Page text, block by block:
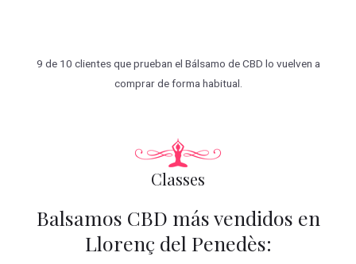
9 de 10 clientes que prueban el Bálsamo de CBD lo vuelven a
comprar de forma habitual.
Classes
Balsamos CBD más vendidos en
Llorenç del Penedès: